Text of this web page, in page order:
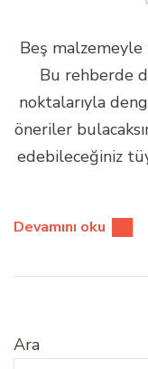
Beş malzemeyle
Bu rehberde
noktalarıyla
öneriler
edebileceğiniz
Devamını oku
Ara